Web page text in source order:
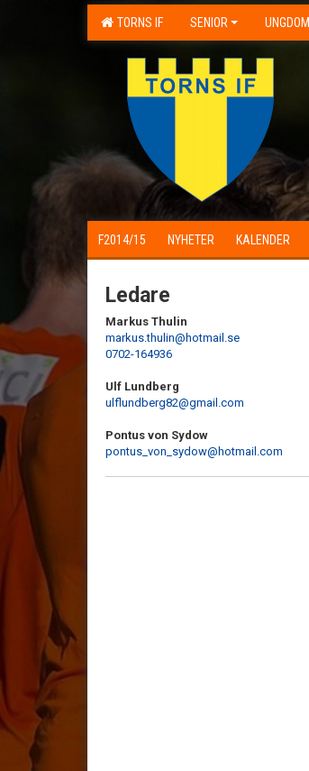
TORNS IF SENIOR UNGDOM
F2014/15 NYHETER KALENDER
Ledare
Markus Thulin
markus.thulin@hotmail.se
0702-164936
Ulf Lundberg
ulflundberg82@gmail.com
Pontus von Sydow
pontus_von_sydow@hotmail.com